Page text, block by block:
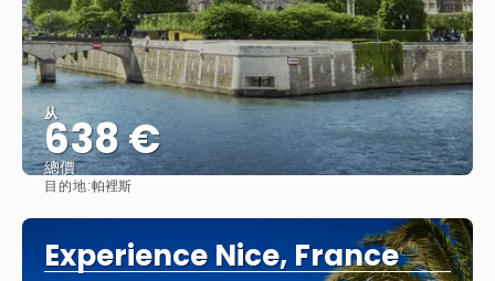
从
638 €
總價
目的地:帕裡斯
Experience Nice, France